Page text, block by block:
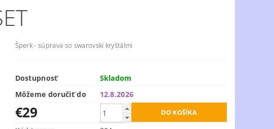
Šperk - súprava so swarovski kryštálmi
Dostupnosť
Skladom
Môžeme doručiť do
12.8.2026
€29